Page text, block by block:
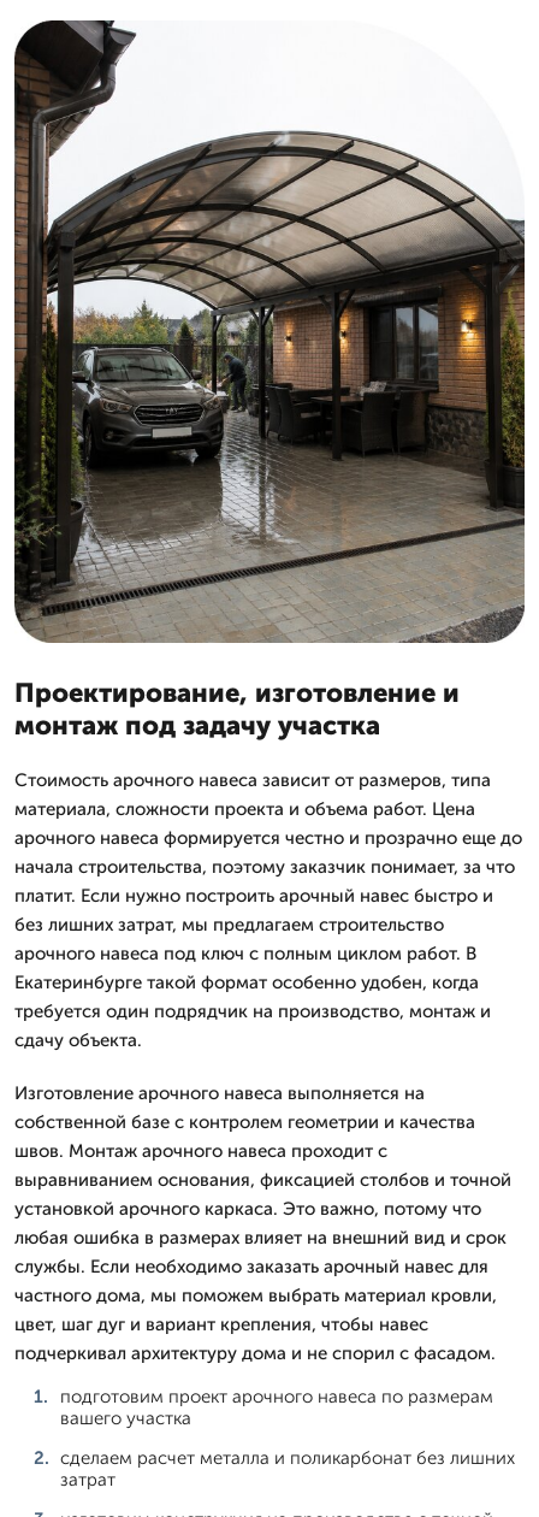
Проектирование, изготовление и
монтаж под задачу участка
Стоимость арочного навеса зависит от размеров, типа
материала, сложности проекта и объема работ. Цена
арочного навеса формируется честно и прозрачно еще до
начала строительства, поэтому заказчик понимает, за что
платит. Если нужно построить арочный навес быстро и
без лишних затрат, мы предлагаем строительство
арочного навеса под ключ с полным циклом работ. В
Екатеринбурге такой формат особенно удобен, когда
требуется один подрядчик на производство, монтаж и
сдачу объекта.
Изготовление арочного навеса выполняется на
собственной базе с контролем геометрии и качества
швов. Монтаж арочного навеса проходит с
выравниванием основания, фиксацией столбов и точной
установкой арочного каркаса. Это важно, потому что
любая ошибка в размерах влияет на внешний вид и срок
службы. Если необходимо заказать арочный навес для
частного дома, мы поможем выбрать материал кровли,
цвет, шаг дуг и вариант крепления, чтобы навес
подчеркивал архитектуру дома и не спорил с фасадом.
подготовим проект арочного навеса по размерам
вашего участка
сделаем расчет металла и поликарбонат без лишних
затрат